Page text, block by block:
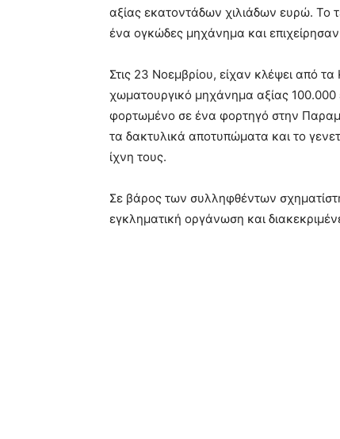
αξίας εκατοντάδων χιλιάδων ευρώ. Το
ένα ογκώδες μηχάνημα και
Στις 23 Νοεμβρίου, είχαν κλέψει από
χωματουργικό μηχάνημα αξίας 100.000
φορτωμένο σε ένα φορτηγό στην
τα δακτυλικά αποτυπώματα και το
ίχνη τους.
Σε βάρος των συλληφθέντων
εγκληματική οργάνωση και